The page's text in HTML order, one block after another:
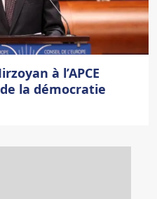
à l’APCE
la démocratie